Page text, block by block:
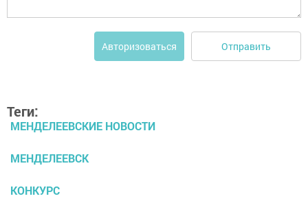
Авторизоваться Отправить
Теги:
МЕНДЕЛЕЕВСКИЕ НОВОСТИ
МЕНДЕЛЕЕВСК
КОНКУРС